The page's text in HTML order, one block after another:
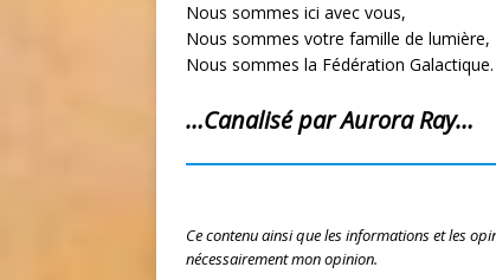
Nous sommes ici avec vous,
Nous sommes votre famille de lumière,
Nous sommes la Fédération Galactique.
…Canalisé par Aurora Ray…
Ce contenu ainsi que les informations et les
nécessairement mon opinion.